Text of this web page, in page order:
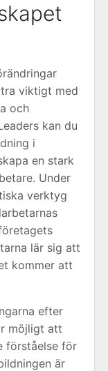
viktigt med
och
kan du
i
en stark
Under
verktyg
lär sig att
kommer att
efter
möjligt att
förståelse för
är